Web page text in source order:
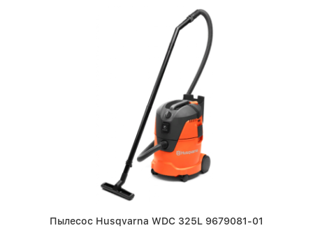
Пылесос Husqvarna WDC 325L 9679081-01